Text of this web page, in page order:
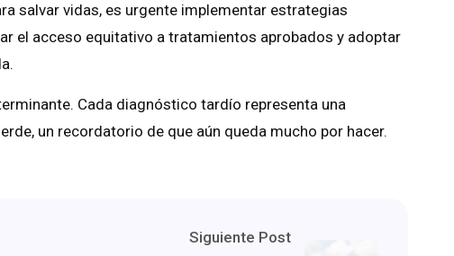
salvar vidas, es urgente implementar estrategias
el acceso equitativo a tratamientos aprobados y adoptar
Cada diagnóstico tardío representa una
un recordatorio de que aún queda mucho por hacer.
Siguiente Post